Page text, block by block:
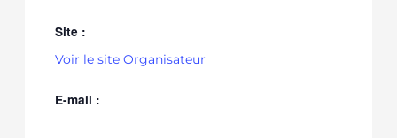
Site :
Voir le site Organisateur
E-mail :